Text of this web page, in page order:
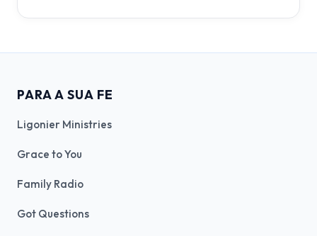
PARA A SUA FE
Ligonier Ministries
Grace to You
Family Radio
Got Questions